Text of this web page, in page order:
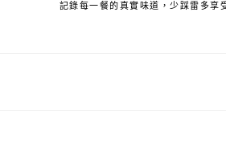
記錄每一餐的真實味道，少踩雷多享